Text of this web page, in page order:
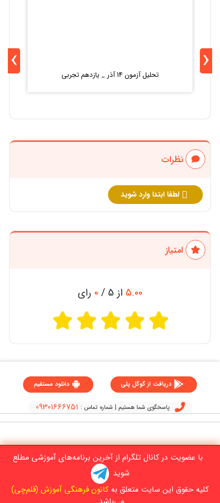
تحلیل آزمون 14 آذر _ یازدهم تجربی ‹
›
نظرات
لطفا ابتدا وارد شوید
امتیاز
5.00 از 5 / 0 رای
دریافت از گوگل پلی دانلود مستقیم
پاسخگوی شما هستیم | شماره تماس : 09301666751
کلیه حقوق این سایت متعلق به کانون فرهنگی آموزش (قلم‌چی)
با عضویت در کانال تلگرام از آخرین برنامه‌های آموزشی مطلع
شوید